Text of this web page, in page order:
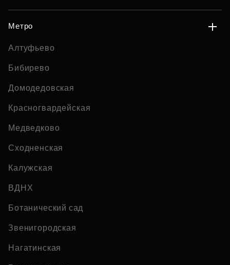
Метро
Алтуфьево
Бибирево
Домодедовская
Красногвардейская
Медведково
Сходненская
Калужская
ВДНХ
Ботанический сад
Звенигородская
Нагатинская